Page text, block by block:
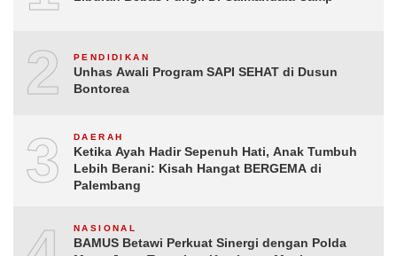
2 PENDIDIKAN
Unhas Awali Program SAPI SEHAT di Dusun
Bontorea
3 DAERAH
Ketika Ayah Hadir Sepenuh Hati, Anak Tumbuh
Lebih Berani: Kisah Hangat BERGEMA di
Palembang
NASIONAL
BAMUS Betawi Perkuat Sinergi dengan Polda